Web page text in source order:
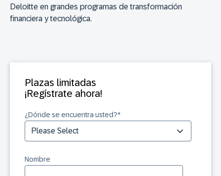
Deloitte en grandes programas de transformación
financiera y tecnológica.
Plazas limitadas
¡Regístrate ahora!
¿Dónde se encuentra usted?*
Nombre